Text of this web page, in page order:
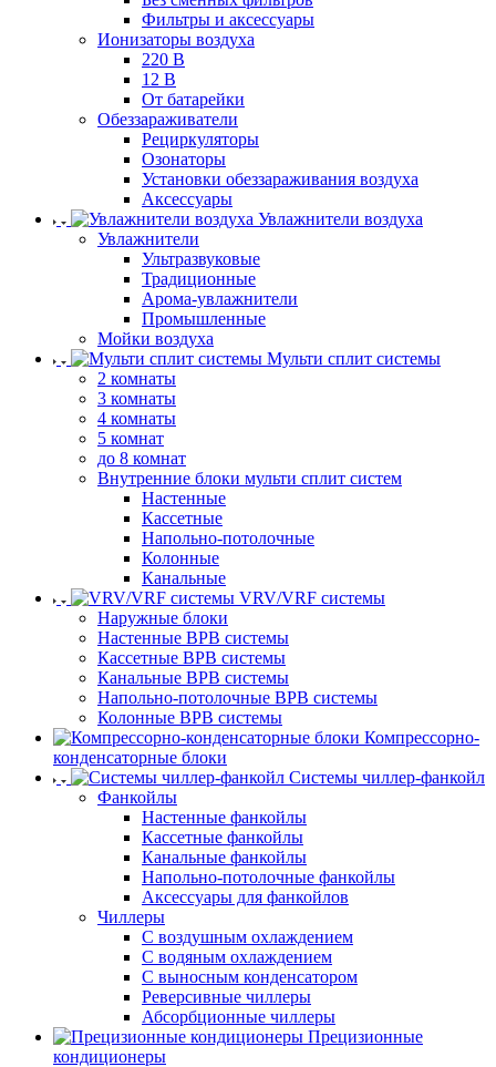
Фильтры и аксессуары
Ионизаторы воздуха
220 В
12 В
От батарейки
Обеззараживатели
Рециркуляторы
Озонаторы
Установки обеззараживания воздуха
Аксессуары
Увлажнители воздуха
Увлажнители
Ультразвуковые
Традиционные
Арома-увлажнители
Промышленные
Мойки воздуха
Мульти сплит системы
2 комнаты
3 комнаты
4 комнаты
5 комнат
до 8 комнат
Внутренние блоки мульти сплит систем
Настенные
Кассетные
Напольно-потолочные
Колонные
Канальные
VRV/VRF системы
Наружные блоки
Настенные ВРВ системы
Кассетные ВРВ системы
Канальные ВРВ системы
Напольно-потолочные ВРВ системы
Колонные ВРВ системы
Компрессорно-
конденсаторные блоки
Системы чиллер-фанкойл
Фанкойлы
Настенные фанкойлы
Кассетные фанкойлы
Канальные фанкойлы
Напольно-потолочные фанкойлы
Аксессуары для фанкойлов
Чиллеры
С воздушным охлаждением
С водяным охлаждением
С выносным конденсатором
Реверсивные чиллеры
Абсорбционные чиллеры
Прецизионные
кондиционеры